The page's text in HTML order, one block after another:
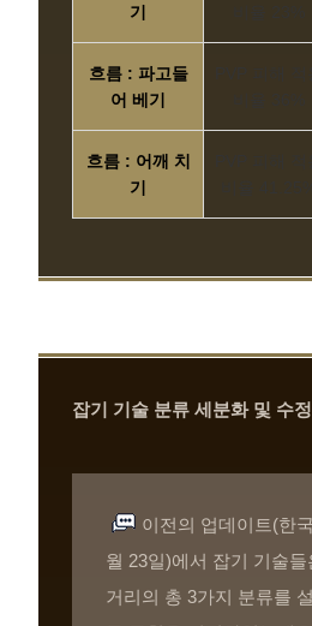
기
흐름 : 파고들
어 베기
흐름 : 어깨 치
기
잡기 기술 분류 세분화 및 수
이전의 업데이트(한
월 23일)에서 잡기 기술
거리의 총 3가지 분류를